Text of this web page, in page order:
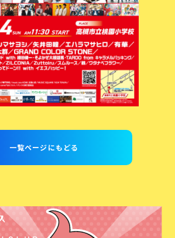
一覧ページにもどる